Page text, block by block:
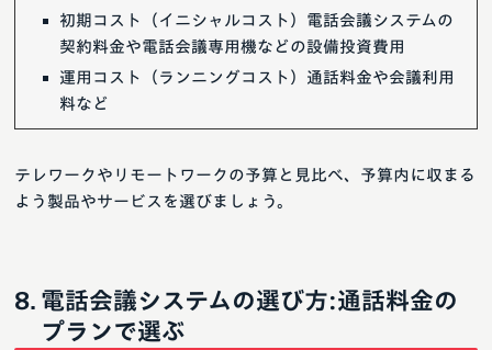
初期コスト（イニシャルコスト）電話会議システムの
契約料金や電話会議専用機などの設備投資費用
運用コスト（ランニングコスト）通話料金や会議利用
料など
テレワークやリモートワークの予算と見比べ、予算内に収まる
よう製品やサービスを選びましょう。
電話会議システムの選び方:通話料金の
プランで選ぶ